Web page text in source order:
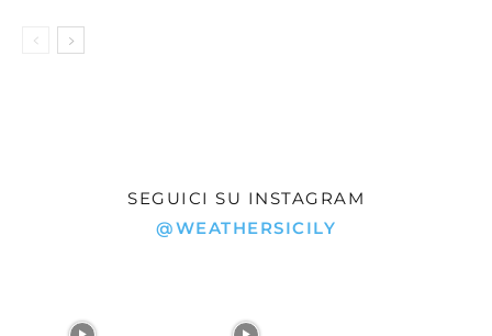
SEGUICI SU INSTAGRAM
@WEATHERSICILY